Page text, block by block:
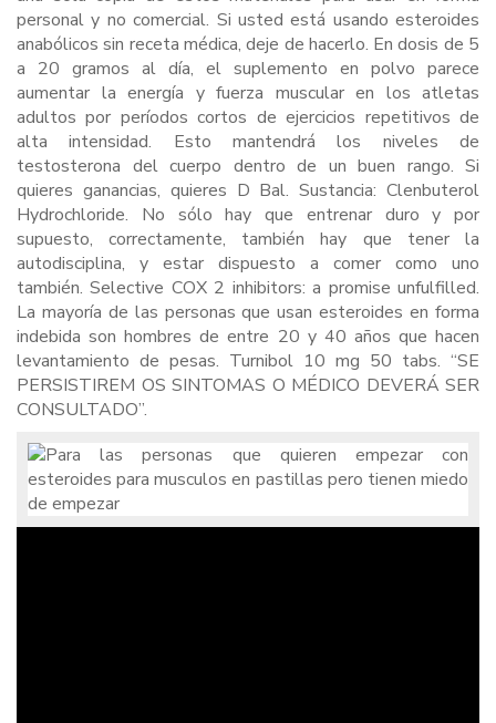
personal y no comercial. Si usted está usando esteroides
anabólicos sin receta médica, deje de hacerlo. En dosis de 5
a 20 gramos al día, el suplemento en polvo parece
aumentar la energía y fuerza muscular en los atletas
adultos por períodos cortos de ejercicios repetitivos de
alta intensidad. Esto mantendrá los niveles de
testosterona del cuerpo dentro de un buen rango. Si
quieres ganancias, quieres D Bal. Sustancia: Clenbuterol
Hydrochloride. No sólo hay que entrenar duro y por
supuesto, correctamente, también hay que tener la
autodisciplina, y estar dispuesto a comer como uno
también. Selective COX 2 inhibitors: a promise unfulfilled.
La mayoría de las personas que usan esteroides en forma
indebida son hombres de entre 20 y 40 años que hacen
levantamiento de pesas. Turnibol 10 mg 50 tabs. “SE
PERSISTIREM OS SINTOMAS O MÉDICO DEVERÁ SER
CONSULTADO”.